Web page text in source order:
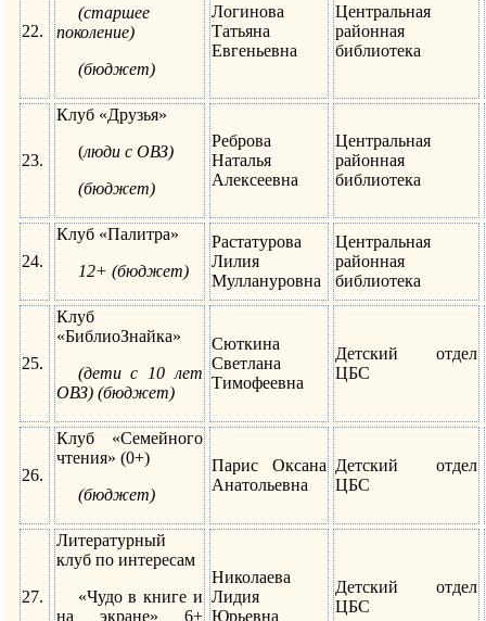
22.
(старшее
поколение)
(бюджет)
Логинова
Татьяна
Евгеньевна
Центральная
районная
библиотека
23.
Клуб «Друзья»
(люди с ОВЗ)
(бюджет)
Реброва
Наталья
Алексеевна
Центральная
районная
библиотека
24.
Клуб «Палитра»
12+ (бюджет)
Растатурова
Лилия
Муллануровна
Центральная
районная
библиотека
25.
Клуб
«БиблиоЗнайка»
(дети с 10 лет
ОВЗ) (бюджет)
Сюткина
Светлана
Тимофеевна
Детский отдел
ЦБС
26.
Клуб «Семейного
чтения» (0+)
(бюджет)
Парис Оксана
Анатольевна
Детский отдел
ЦБС
27.
Литературный
клуб по интересам
«Чудо в книге и
на экране» 6+
Николаева
Лидия
Юрьевна
Детский отдел
ЦБС